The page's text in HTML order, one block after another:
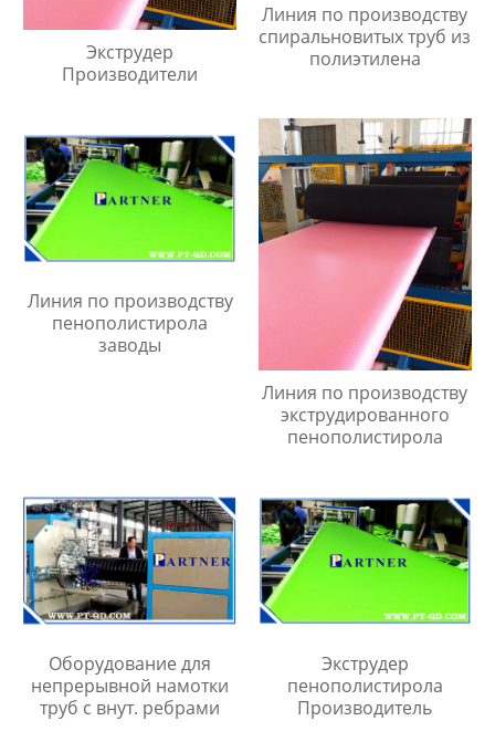
Экструдер
Производители
Линия по производству
спиральновитых труб из
полиэтилена
Линия по производству
пенополистирола
заводы
Линия по производству
экструдированного
пенополистирола
Оборудование для
непрерывной намотки
труб с внут. ребрами
Экструдер
пенополистирола
Производитель